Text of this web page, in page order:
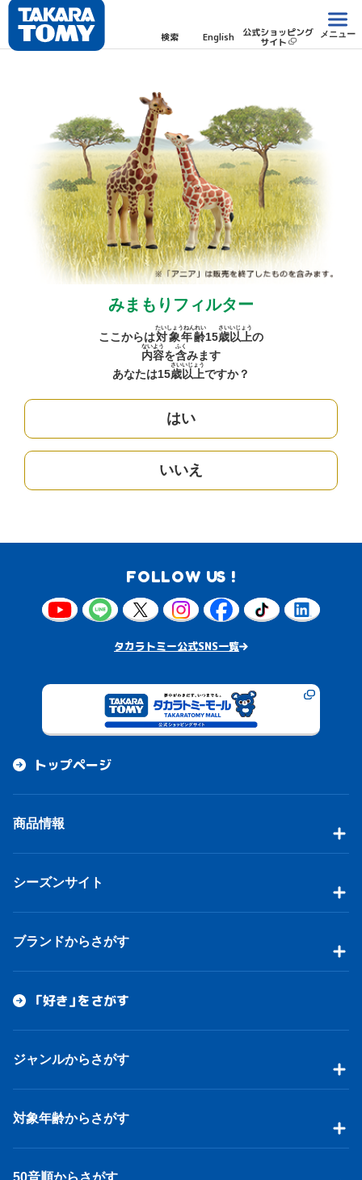
検索 English 公式ショッピング
サイト
メニュー
みまもりフィルター
ここからは対象年齢
たいしょうねんれい
15歳
さい
以上
いじょう
の
内容
ないよう
を含
ふく
みます
あなたは15歳
さい
以上
いじょう
ですか？
はい
いいえ
FOLLOW US !
タカラトミー公式SNS一覧
トップページ
商品情報
シーズンサイト
ブランドからさがす
「好き」をさがす
ジャンルからさがす
対象年齢からさがす
50音順からさがす